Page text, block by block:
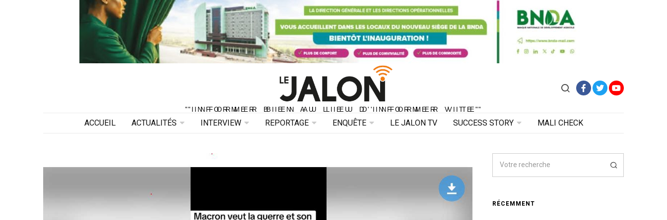
"INFORMER BIEN AU LIEU D'INFORMER VITE"
"INFORMER BIEN AU LIEU D'INFORMER VITE"
ACCUEIL ACTUALITÉS INTERVIEW REPORTAGE ENQUÊTE LE JALON TV SUCCESS STORY MALI CHECK
RÉCEMMENT